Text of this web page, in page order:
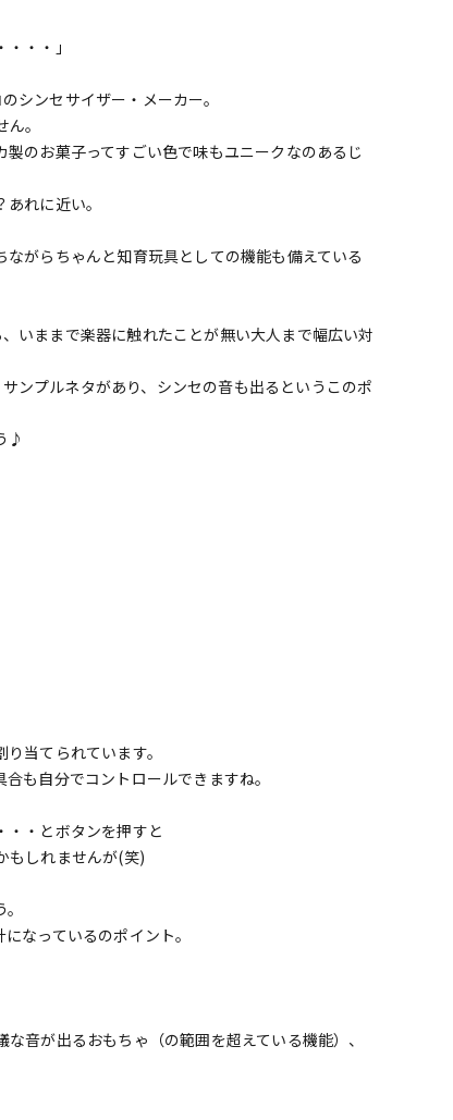
・・」
ンセサイザー・メーカー。
。
のお菓子ってすごい色で味もユニークなのあるじ
れに近い。
がらちゃんと知育玩具としての機能も備えている
いままで楽器に触れたことが無い大人まで幅広い対
ンプルネタがあり、シンセの音も出るというこのポ
♪
当てられています。
も自分でコントロールできますね。
・・とボタンを押すと
もしれませんが(笑)
なっているのポイント。
音が出るおもちゃ（の範囲を超えている機能）、